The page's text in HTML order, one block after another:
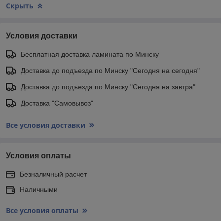
Скрыть
Условия доставки
Бесплатная доставка ламината по Минску
Доставка до подъезда по Минску "Сегодня на сегодня"
Доставка до подъезда по Минску "Сегодня на завтра"
Доставка "Самовывоз"
Все условия доставки
Условия оплаты
Безналичный расчет
Наличными
Все условия оплаты